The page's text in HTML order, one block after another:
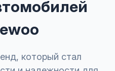
который стал